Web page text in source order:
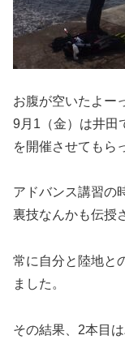
お腹が空いたよー
9月1（金）は井田
を開催させてもら
アドバンス講習の
裏技なんかも伝授
常に自分と陸地と
ました。
その結果、2本目